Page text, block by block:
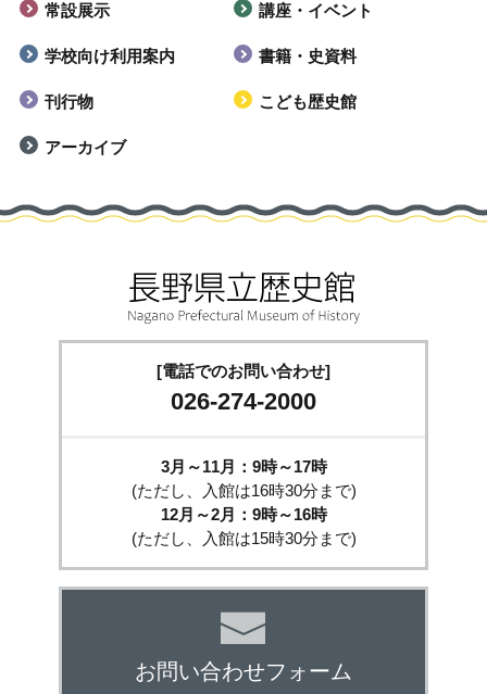
常設展示 講座・イベント
学校向け利用案内 書籍・史資料
刊行物 こども歴史館
アーカイブ
[電話でのお問い合わせ]
026-274-2000
3月～11月：9時～17時
(ただし、入館は16時30分まで)
12月～2月：9時～16時
(ただし、入館は15時30分まで)
お問い合わせフォーム